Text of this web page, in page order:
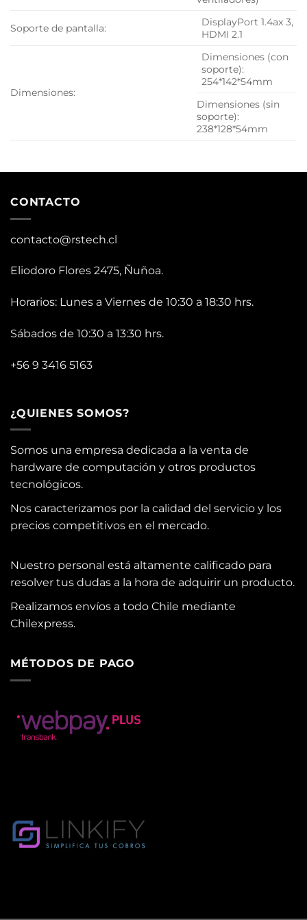
Soporte de pantalla:
DisplayPort 1.4ax 3,
HDMI 2.1
Dimensiones:
Dimensiones (con
soporte):
254*142*54mm
Dimensiones (sin
soporte):
238*128*54mm
CONTACTO
contacto@rstech.cl
Eliodoro Flores 2475, Ñuñoa.
Horarios: Lunes a Viernes de 10:30 a 18:30 hrs.
Sábados de 10:30 a 13:30 hrs.
+56 9 3416 5163
¿QUIENES SOMOS?
Somos una empresa dedicada a la venta de
hardware de computación y otros productos
tecnológicos.
Nos caracterizamos por la calidad del servicio y los
precios competitivos en el mercado.
Nuestro personal está altamente calificado para
resolver tus dudas a la hora de adquirir un producto.
Realizamos envíos a todo Chile mediante
Chilexpress.
MÉTODOS DE PAGO